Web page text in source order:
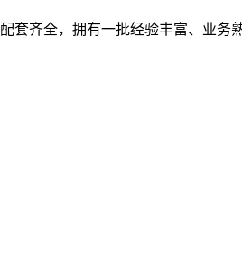
套齐全，拥有一批经验丰富、业